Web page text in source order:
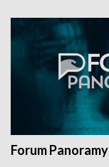
Forum Panoramy